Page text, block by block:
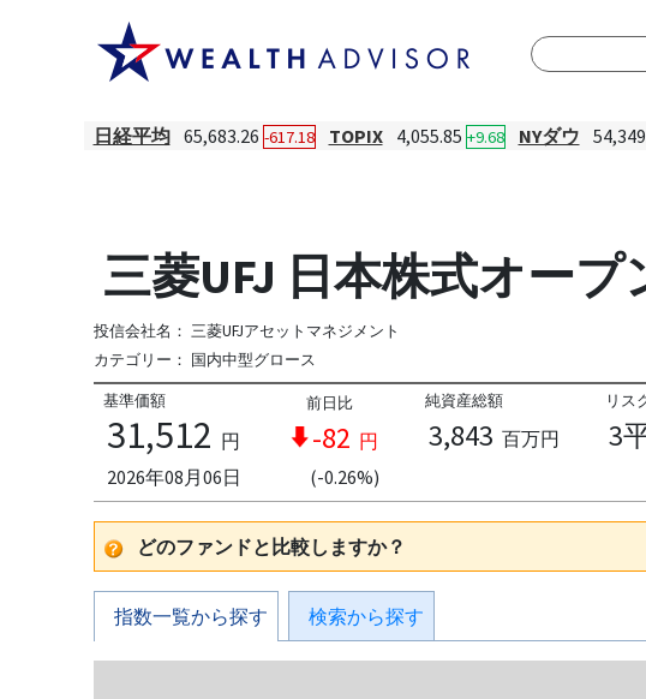
日経平均 65,683.26 -617.18 TOPIX 4,055.85 +9.68 NYダウ
三菱UFJ 日本株式オープ
投信会社名： 三菱UFJアセットマネジメント
カテゴリー： 国内中型グロース
基準価額
31,512 円
2026年08月06日
前日比
-82 円
(-0.26%)
純資産総額
3,843 百万円
リス
3
どのファンドと比較しますか？
指数一覧から探す 検索から探す